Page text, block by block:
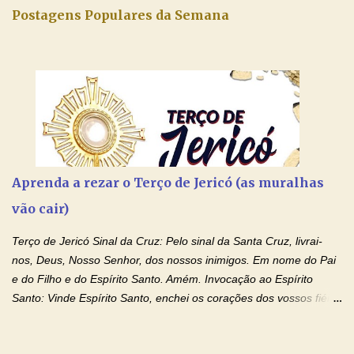
Postagens Populares da Semana
Aprenda a rezar o Terço de Jericó (as muralhas
vão cair)
Terço de Jericó Sinal da Cruz: Pelo sinal da Santa Cruz, livrai-
nos, Deus, Nosso Senhor, dos nossos inimigos. Em nome do Pai
e do Filho e do Espírito Santo. Amém. Invocação ao Espírito
Santo: Vinde Espírito Santo, enchei os corações dos vossos fiéis